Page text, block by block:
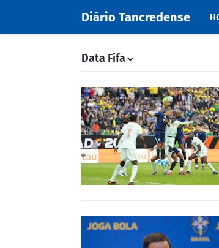
Diário Tancredense
Data Fifa